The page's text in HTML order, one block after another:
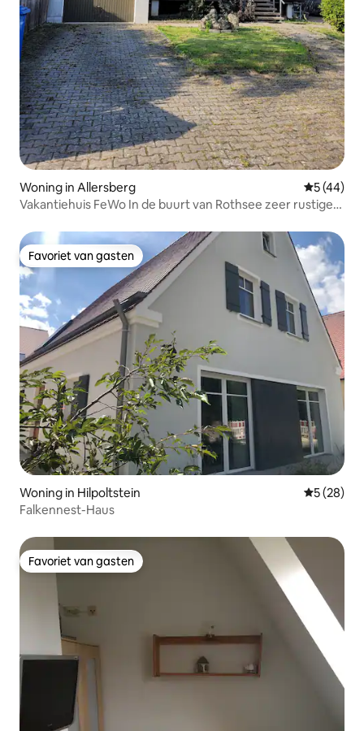
Woning in Allersberg
5 (44)
Vakantiehuis FeWo In de buurt van Rothsee zeer rustige
Favoriet van gasten
Favoriet van gasten
Woning in Hilpoltstein
5 (28)
Falkennest-Haus
Favoriet van gasten
Favoriet van gasten